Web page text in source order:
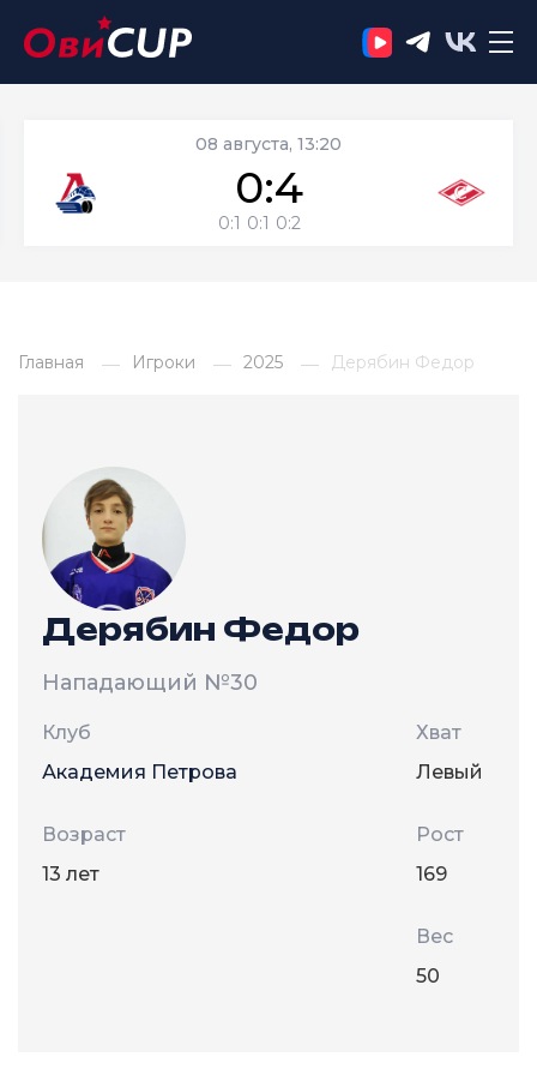
08 августа, 13:20
0:4
0:1 0:1 0:2
Главная Игроки 2025 Дерябин Федор
Дерябин Федор
Нападающий №30
Клуб
Академия Петрова
Возраст
13 лет
Хват
Левый
Рост
169
Вес
50